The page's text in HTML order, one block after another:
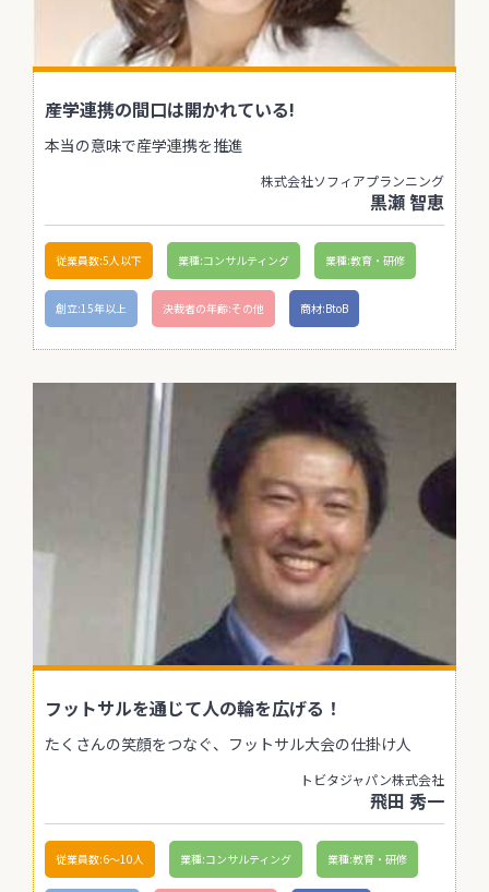
産学連携の間口は開かれている!
本当の意味で産学連携を推進
株式会社ソフィアプランニング
黒瀬 智恵
従業員数:5人以下 業種:コンサルティング 業種:教育・研修
創立:15年以上 決裁者の年齢:その他 商材:BtoB
フットサルを通じて人の輪を広げる！
たくさんの笑顔をつなぐ、フットサル大会の仕掛け人
トビタジャパン株式会社
飛田 秀一
従業員数:6～10人 業種:コンサルティング 業種:教育・研修